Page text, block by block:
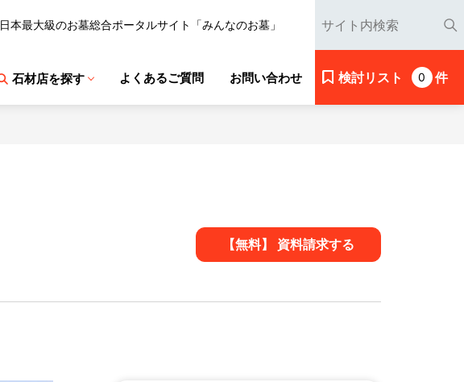
日本最大級のお墓総合ポータルサイト「みんなのお墓」
石材店を探す よくあるご質問 お問い合わせ 検討リスト 0 件
【無料】 資料請求する